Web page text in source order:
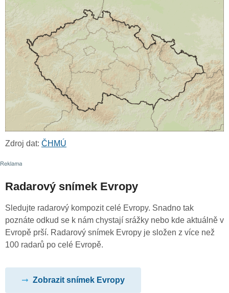
Zdroj dat: ČHMÚ
Radarový snímek Evropy
Sledujte radarový kompozit celé Evropy. Snadno tak
poznáte odkud se k nám chystají srážky nebo kde aktuálně v
Evropě prší. Radarový snímek Evropy je složen z více než
100 radarů po celé Evropě.
Zobrazit snímek Evropy